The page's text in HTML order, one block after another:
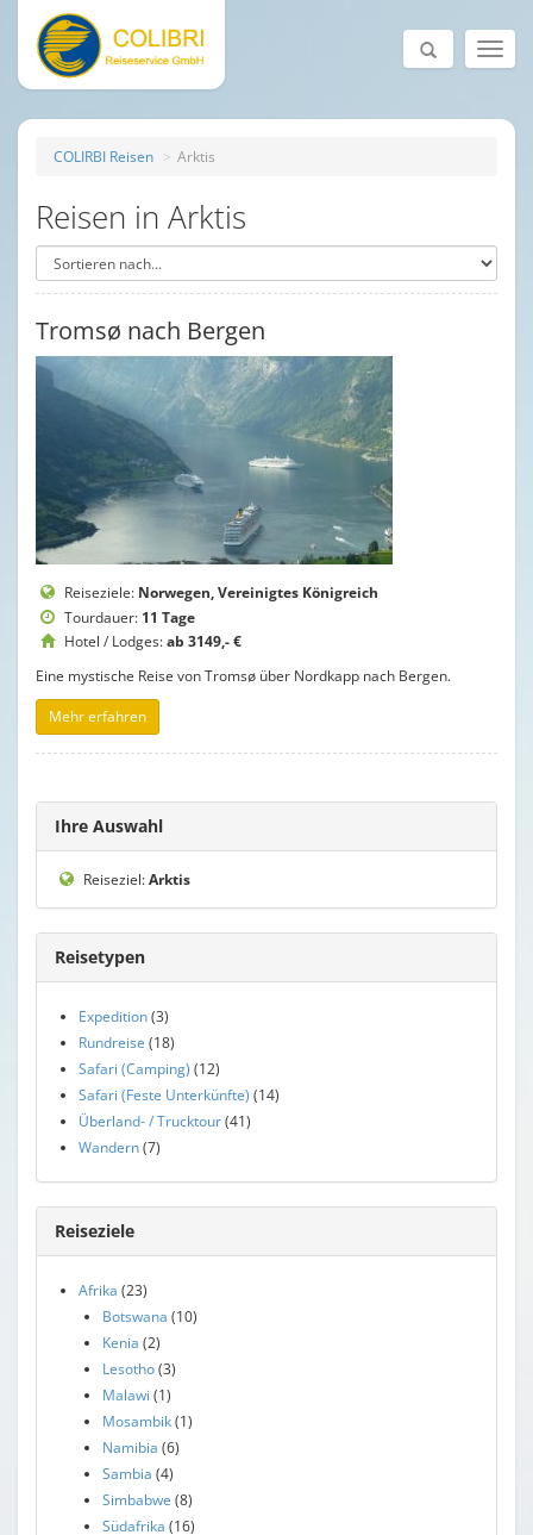
COLIRBI Reisen Arktis
Reisen in Arktis
Tromsø nach Bergen
Reiseziele: Norwegen, Vereinigtes Königreich
Tourdauer: 11 Tage
Hotel / Lodges:ab 3149,- €
Eine mystische Reise von Tromsø über Nordkapp nach Bergen.
Mehr erfahren
Ihre Auswahl
Reiseziel:Arktis
Reisetypen
Expedition(3)
Rundreise (18)
Safari (Camping) (12)
Safari (Feste Unterkünfte) (14)
Überland- / Trucktour(41)
Wandern(7)
Reiseziele
Afrika (23)
Botswana (10)
Kenia (2)
Lesotho(3)
Malawi (1)
Mosambik(1)
Namibia (6)
Sambia (4)
Simbabwe (8)
Südafrika (16)